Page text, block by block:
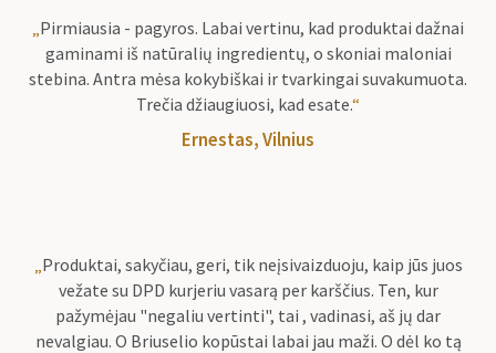
Pirmiausia - pagyros. Labai vertinu, kad produktai dažnai
gaminami iš natūralių ingredientų, o skoniai maloniai
stebina. Antra mėsa kokybiškai ir tvarkingai suvakumuota.
Trečia džiaugiuosi, kad esate.“
Ernestas, Vilnius
Produktai, sakyčiau, geri, tik neįsivaizduoju, kaip jūs juos
vežate su DPD kurjeriu vasarą per karščius. Ten, kur
pažymėjau "negaliu vertinti", tai , vadinasi, aš jų dar
nevalgiau. O Briuselio kopūstai labai jau maži. O dėl ko tą